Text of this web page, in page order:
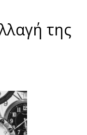
της